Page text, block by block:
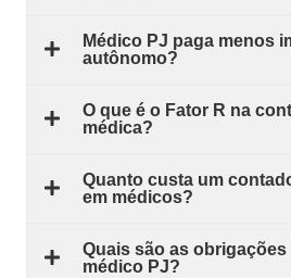
Médico PJ paga menos
autônomo?
O que é o Fator R na
médica?
Quanto custa um
em médicos?
Quais são as
médico PJ?